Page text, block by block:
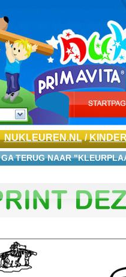
NUKLEUREN.NL/
GA TERUG NAAR